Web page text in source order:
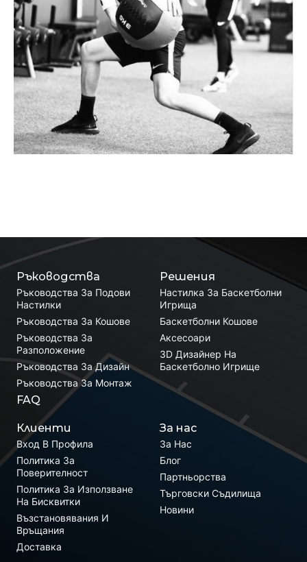
Решения
Настилка За Баскетболни
Игрища
Баскетболни Кошове
Аксесоари
3D Дизайнер На
Баскетболно Игрище
Ръководства
Ръководства За Подови
Настилки
Ръководства За Кошове
Ръководства За
Разположение
Ръководства За Дизайн
Ръководства За Монтаж
FAQ
Клиенти
Вход В Профила
Политика За
Поверителност
Политика За Използване
На Бисквитки
Възстановявания И
Връщания
Доставка
За нас
За Нас
Блог
Партньорства
Търговски Съдилища
Новини